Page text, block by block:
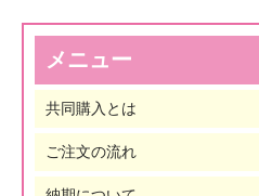
メニュー
共同購入とは
ご注文の流れ